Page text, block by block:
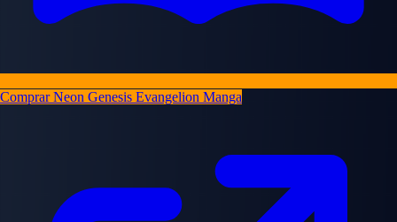
Comprar Neon Genesis Evangelion Manga